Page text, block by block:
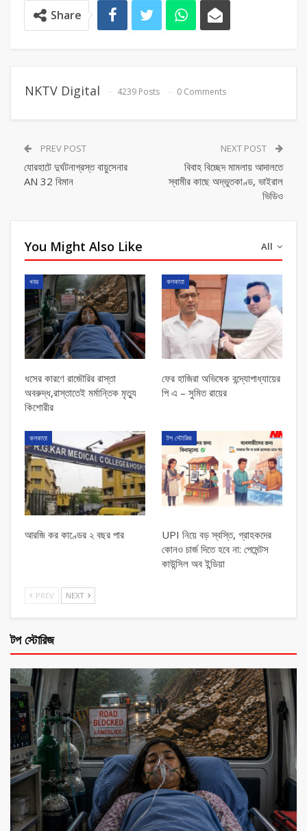
Share
NKTV Digital 4239 Posts 0 Comments
PREV POST
যোরহাটে দুর্ঘটনাগ্রস্ত বায়ুসেনার
AN 32 বিমান
NEXT POST
বিবাহ বিচ্ছেদ মামলায় আদালতে
স্বামীর কাছে অদ্ভুতকাণ্ড, ভাইরাল
ভিডিও
All
You Might Also Like
খবর
ধসের কারণে রাজৌরির রাস্তা
অবরুদ্ধ,রাস্তাতেই মর্মান্তিক মৃত্যু
কিশোরীর
কলকাতা
ফের হাজিরা অভিষেক বন্দ্যোপাধ্যায়ের
পি এ – সুমিত রায়ের
কলকাতা
আরজি কর কাণ্ডের ২ বছর পার
টপ স্টোরিজ
UPI নিয়ে বড় স্বস্তি, গ্রাহকদের
কোনও চার্জ দিতে হবে না: পেমেন্টস
কাউন্সিল অব ইন্ডিয়া
PREV NEXT
টপ স্টোরিজ